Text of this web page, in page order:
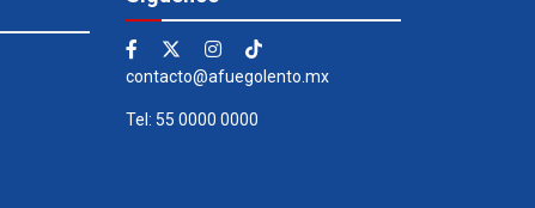
contacto@afuegolento.mx
Tel: 55 0000 0000